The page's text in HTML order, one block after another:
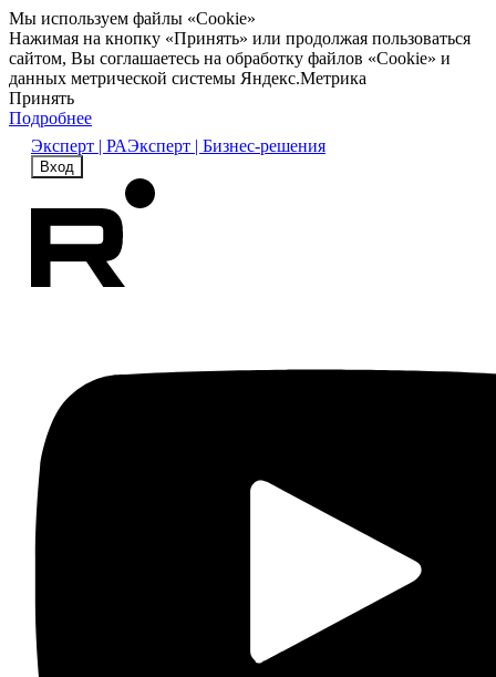
Мы используем файлы «Cookie»
Нажимая на кнопку «Принять» или продолжая пользоваться
сайтом, Вы соглашаетесь на обработку файлов «Cookie» и
данных метрической системы Яндекс.Метрика
Принять
Подробнее
Эксперт | РАЭксперт | Бизнес-решения
Вход